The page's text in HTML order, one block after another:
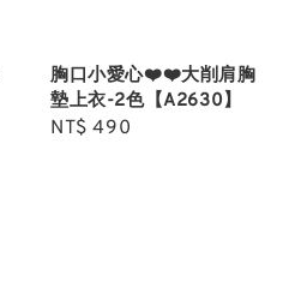
胸口小愛心❤️❤️大削肩胸
墊上衣-2色【A2630】
Regular
NT$ 490